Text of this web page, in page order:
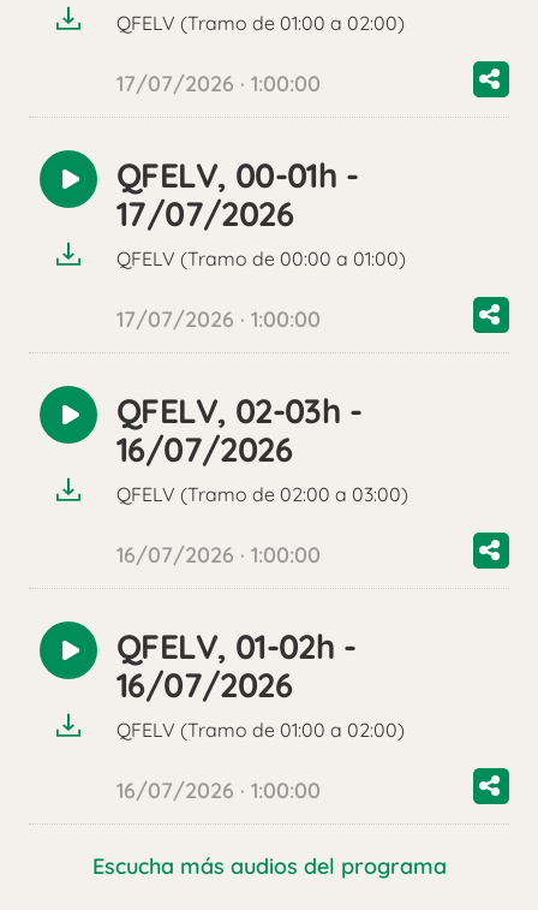
QFELV (Tramo de 01:00 a 02:00)
17/07/2026 · 1:00:00
Reproducir
audio
QFELV, 00-01h -
17/07/2026
QFELV (Tramo de 00:00 a 01:00)
17/07/2026 · 1:00:00
Reproducir
audio
QFELV, 02-03h -
16/07/2026
QFELV (Tramo de 02:00 a 03:00)
16/07/2026 · 1:00:00
Reproducir
audio
QFELV, 01-02h -
16/07/2026
QFELV (Tramo de 01:00 a 02:00)
16/07/2026 · 1:00:00
Escucha más audios del programa